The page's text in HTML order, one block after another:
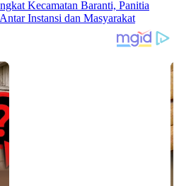
Kecamatan Baranti, Panitia
Instansi dan Masyarakat